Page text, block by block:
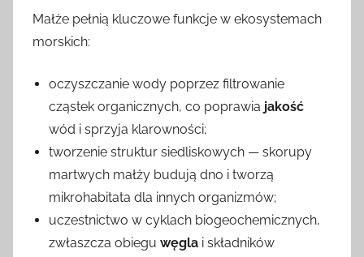
Małże pełnią kluczowe funkcje w ekosystemach
morskich:
oczyszczanie wody poprzez filtrowanie
cząstek organicznych, co poprawia jakość
wód i sprzyja klarowności;
tworzenie struktur siedliskowych — skorupy
martwych małży budują dno i tworzą
mikrohabitata dla innych organizmów;
uczestnictwo w cyklach biogeochemicznych,
zwłaszcza obiegu węgla i składników